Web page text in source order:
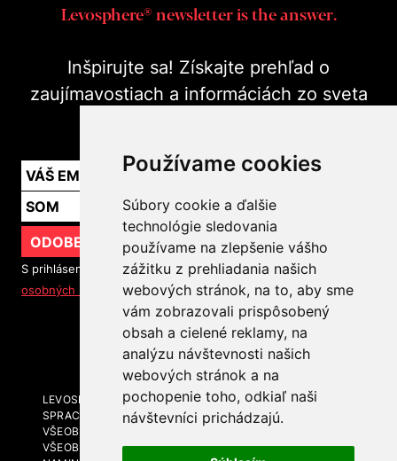
Používame cookies
Súbory cookie a ďalšie
technológie sledovania
používame na zlepšenie vášho
zážitku z prehliadania našich
webových stránok, na to, aby sme
vám zobrazovali prispôsobený
obsah a cielené reklamy, na
analýzu návštevnosti našich
webových stránok a na
pochopenie toho, odkiaľ naši
návštevníci prichádzajú.
Levosphere® newsletter is the answer.
Inšpirujte sa! Získajte prehľad o
zaujímavostiach a informáciách zo sveta
ODOBERAŤ
S prihlásením na odber noviniek súhlasíte so spracovaním
osobných údajov
SLEDUJTE NÁS
LEVOSPHERE A MÉDIÁ
SPRACOVANIE OSOBNÝCH ÚDAJOV
VŠEOBECNÉ OBCHODNÉ PODMIENKY
VŠEOBECNÉ OBCHODNÉ PODMIENKY - BRANDING A